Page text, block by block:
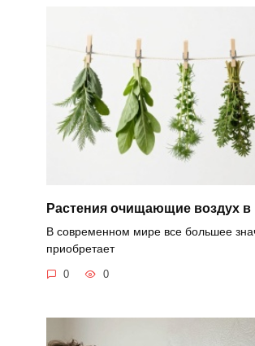
Растения очищающие воздух в
В современном мире все большее
приобретает
0 0